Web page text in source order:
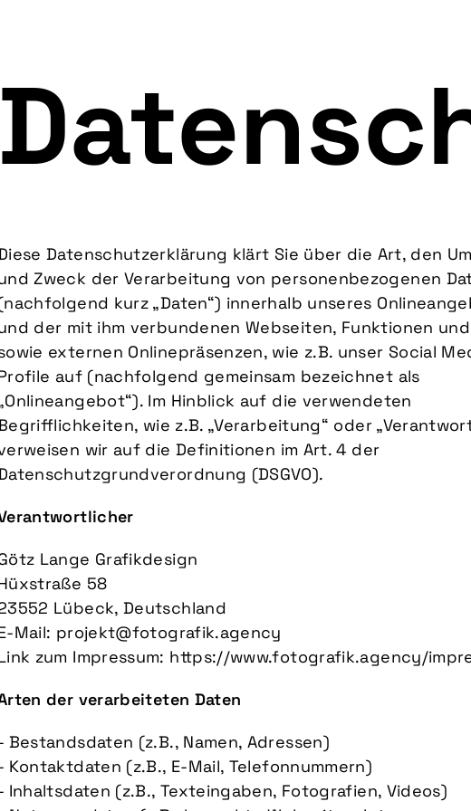
Datenschutzerklärung klärt Sie über die Art, den
Zweck der Verarbeitung von personenbezogenen
kurz „Daten“) innerhalb unseres
der mit ihm verbundenen Webseiten, Funktionen
externen Onlinepräsenzen, wie z.B. unser Social
auf (nachfolgend gemeinsam bezeichnet als
Im Hinblick auf die verwendeten
wie z.B. „Verarbeitung“ oder
wir auf die Definitionen im Art. 4 der
(DSGVO).
Lange Grafikdesign
58
Lübeck, Deutschland
Mail: projekt@fotografik.agency
zum Impressum: https://www.fotografik.agency/
der verarbeiteten Daten
Bestandsdaten (z.B., Namen, Adressen)
Kontaktdaten (z.B., E-Mail, Telefonnummern)
Inhaltsdaten (z.B., Texteingaben, Fotografien, Videos)